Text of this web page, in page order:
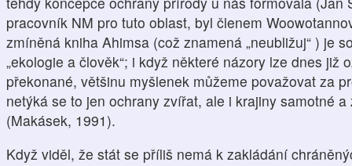
pracovník NM pro tuto oblast, byl členem
zmíněná kniha Ahimsa (což znamená „neubližuj“ ) je
„ekologie a člověk“; i když některé názory lze dnes již
překonané, většinu myšlenek můžeme považovat za
netýká se to jen ochrany zvířat, ale i krajiny samotné
(Makásek, 1991).
Když viděl, že stát se příliš nemá k zakládání